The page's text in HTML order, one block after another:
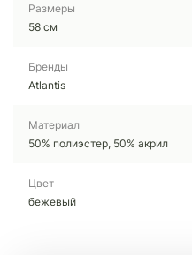
Размеры
58 см
Бренды
Atlantis
Материал
50% полиэстер, 50% акрил
Цвет
бежевый